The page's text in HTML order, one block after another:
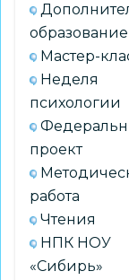
образование
Мастер-
Неделя
психологии
проект
работа
Чтения
НПК НОУ
«Сибирь»